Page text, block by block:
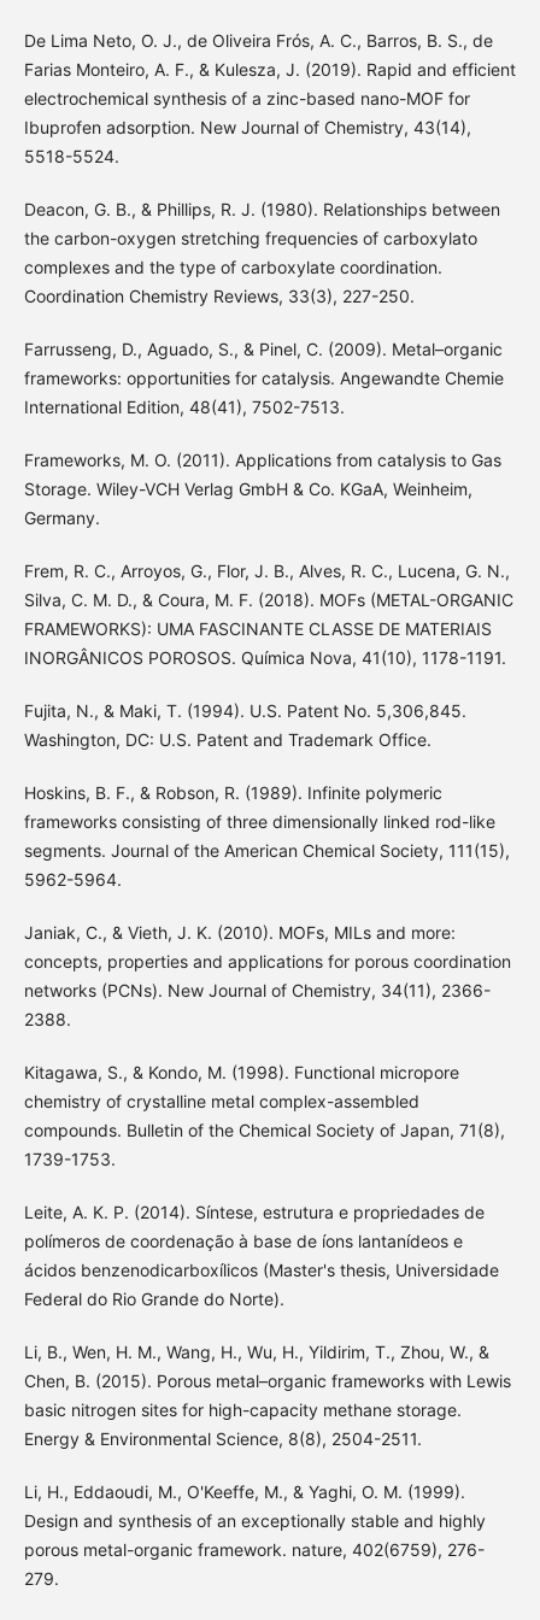
De Lima Neto, O. J., de Oliveira Frós, A. C., Barros, B. S., de
Farias Monteiro, A. F., & Kulesza, J. (2019). Rapid and efficient
electrochemical synthesis of a zinc-based nano-MOF for
Ibuprofen adsorption. New Journal of Chemistry, 43(14),
5518-5524.
Deacon, G. B., & Phillips, R. J. (1980). Relationships between
the carbon-oxygen stretching frequencies of carboxylato
complexes and the type of carboxylate coordination.
Coordination Chemistry Reviews, 33(3), 227-250.
Farrusseng, D., Aguado, S., & Pinel, C. (2009). Metal–organic
frameworks: opportunities for catalysis. Angewandte Chemie
International Edition, 48(41), 7502-7513.
Frameworks, M. O. (2011). Applications from catalysis to Gas
Storage. Wiley-VCH Verlag GmbH & Co. KGaA, Weinheim,
Germany.
Frem, R. C., Arroyos, G., Flor, J. B., Alves, R. C., Lucena, G. N.,
Silva, C. M. D., & Coura, M. F. (2018). MOFs (METAL-ORGANIC
FRAMEWORKS): UMA FASCINANTE CLASSE DE MATERIAIS
INORGÂNICOS POROSOS. Química Nova, 41(10), 1178-1191.
Fujita, N., & Maki, T. (1994). U.S. Patent No. 5,306,845.
Washington, DC: U.S. Patent and Trademark Office.
Hoskins, B. F., & Robson, R. (1989). Infinite polymeric
frameworks consisting of three dimensionally linked rod-like
segments. Journal of the American Chemical Society, 111(15),
5962-5964.
Janiak, C., & Vieth, J. K. (2010). MOFs, MILs and more:
concepts, properties and applications for porous coordination
networks (PCNs). New Journal of Chemistry, 34(11), 2366-
2388.
Kitagawa, S., & Kondo, M. (1998). Functional micropore
chemistry of crystalline metal complex-assembled
compounds. Bulletin of the Chemical Society of Japan, 71(8),
1739-1753.
Leite, A. K. P. (2014). Síntese, estrutura e propriedades de
polímeros de coordenação à base de íons lantanídeos e
ácidos benzenodicarboxílicos (Master's thesis, Universidade
Federal do Rio Grande do Norte).
Li, B., Wen, H. M., Wang, H., Wu, H., Yildirim, T., Zhou, W., &
Chen, B. (2015). Porous metal–organic frameworks with Lewis
basic nitrogen sites for high-capacity methane storage.
Energy & Environmental Science, 8(8), 2504-2511.
Li, H., Eddaoudi, M., O'Keeffe, M., & Yaghi, O. M. (1999).
Design and synthesis of an exceptionally stable and highly
porous metal-organic framework. nature, 402(6759), 276-
279.